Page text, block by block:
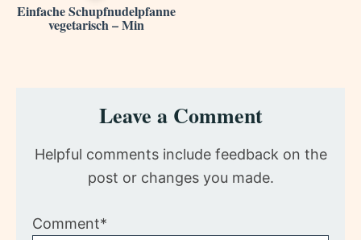
Einfache Schupfnudelpfanne
vegetarisch – Min
InteractionsLeave a Comment
Helpful comments include feedback on the
post or changes you made.
Comment*